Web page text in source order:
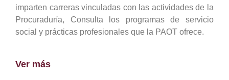
imparten carreras vinculadas con las actividades de la
Procuraduría, Consulta los programas de servicio
social y prácticas profesionales que la PAOT ofrece.
Ver más